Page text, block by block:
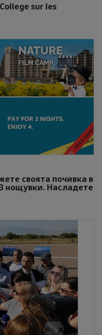
sur les
своята почивка в
нощувки. Насладете